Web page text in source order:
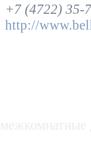
+7 (4722) 35-
http://